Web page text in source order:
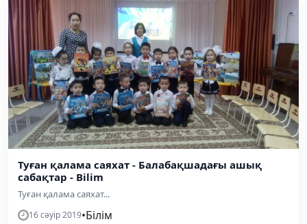
Туған қалама саяхат - Балабақшадағы ашық
сабақтар - Bilim
Туған қалама саяхат...
16 сәуір 2019•Білім